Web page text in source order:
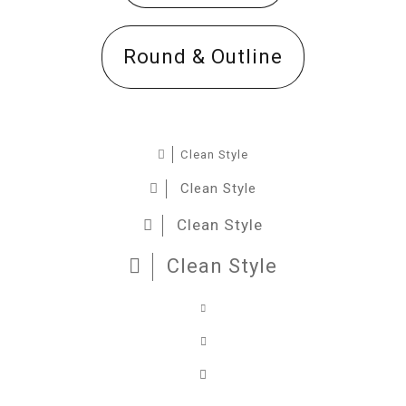
Round & Outline
Clean Style
Clean Style
Clean Style
Clean Style